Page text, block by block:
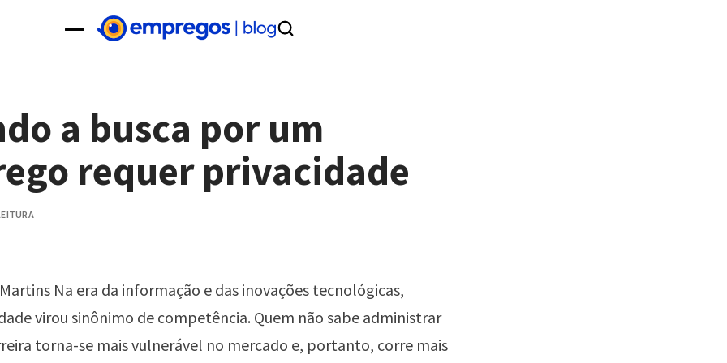
a busca por um
requer privacidade
Na era da informação e das inovações tecnológicas,
virou sinônimo de competência. Quem não sabe administrar
torna-se mais vulnerável no mercado e, portanto, corre mais